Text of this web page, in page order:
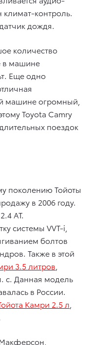
контроль.
дождя.
количество
в машине
Еще одно
машине огромный,
Toyota Camry
поездок
поколению Тойоты
в 2006 году.
AT.
системы VVT-i,
болтов
Также в этой
3.5 литров
с. Данная модель
в России.
Камри 2.5 л